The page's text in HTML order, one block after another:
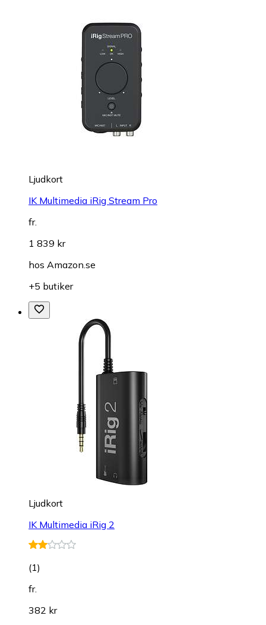
Ljudkort
IK Multimedia iRig Stream Pro
fr.
1 839 kr
hos Amazon.se
+5 butiker
Ljudkort
IK Multimedia iRig 2
(1)
fr.
382 kr